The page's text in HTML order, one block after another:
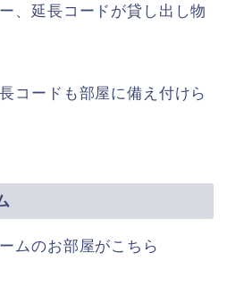
、延長コードが貸し出し物
コードも部屋に備え付けら
ムのお部屋がこちら